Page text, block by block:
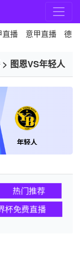
直播 意甲直播 德
> 图恩VS年轻人
年轻人
热门推荐
杯免费直播